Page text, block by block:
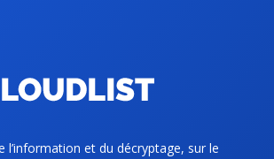
l’information et du décryptage, sur le